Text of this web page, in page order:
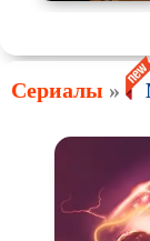
Сериалы »